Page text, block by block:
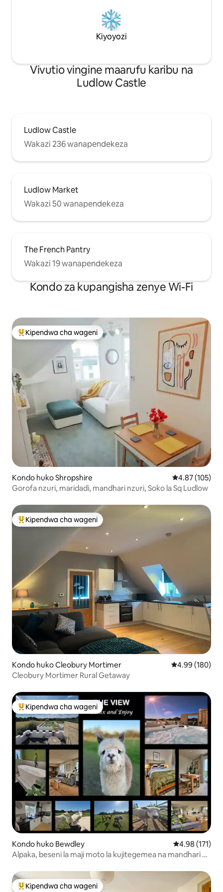
Kiyoyozi
Vivutio vingine maarufu karibu na
Ludlow Castle
Ludlow Castle
Wakazi 236 wanapendekeza
Ludlow Market
Wakazi 50 wanapendekeza
The French Pantry
Wakazi 19 wanapendekeza
Kondo za kupangisha zenye Wi-Fi
Kipendwa maarufu cha wageni
Kipendwa cha wageni
Kondo huko Shropshire Ukadiriaji wa
4.87 (105)
Gorofa nzuri, maridadi, mandhari nzuri, Soko la Sq Ludlow
Kipendwa maarufu cha wageni
Kipendwa cha wageni
Kondo huko Cleobury Mortimer Ukadiriaji wa
4.99 (180)
Cleobury Mortimer Rural Getaway
Kipendwa maarufu cha wageni
Kipendwa cha wageni
Kondo huko Bewdley Ukadiriaji wa
4.98 (171)
Alpaka, beseni la maji moto la kujitegemea na mandhari ya
Kipendwa maarufu cha wageni
Kipendwa cha wageni